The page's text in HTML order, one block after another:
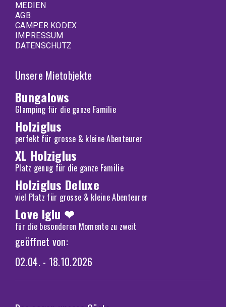
MEDIEN
AGB
CAMPER KODEX
IMPRESSUM
DATENSCHUTZ
Unsere Mietobjekte
Bungalows
Glamping für die ganze Familie
Holziglus
perfekt für grosse & kleine Abenteurer
XL Holziglus
Platz genug für die ganze Familie
Holziglus Deluxe
viel Platz für grosse & kleine Abenteurer
Love Iglu ❤
für die besonderen Momente zu zweit
geöffnet von:
02.04. - 18.10.2026